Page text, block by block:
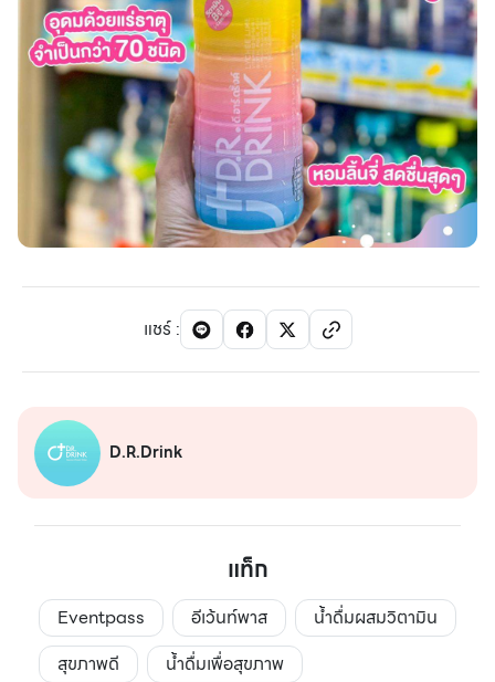
แชร์:
D.R.Drink
แท็ก
Eventpass อีเว้นท์พาส
น้ำดื่มผสมวิตามิน
สุขภาพดี
น้ำดื่มเพื่อสุขภาพ